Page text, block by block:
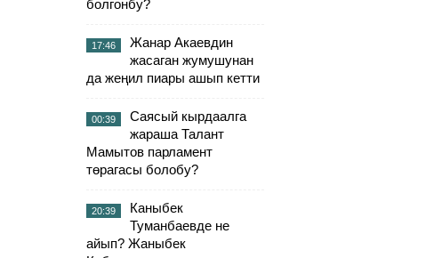
болгонбу?
17:46
Жанар Акаевдин
жасаган жумушунан
да жеңил пиары ашып кетти
00:39
Саясый кырдаалга
жараша Талант
Мамытов парламент
төрагасы болобу?
20:39
Каныбек
Туманбаевде не
айып? Жаныбек